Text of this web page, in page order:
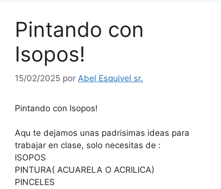
Pintando con
Isopos!
15/02/2025 por Abel Esquivel sr.
Pintando con Isopos!
Aqu te dejamos unas padrisimas ideas para
trabajar en clase, solo necesitas de :
ISOPOS
PINTURA( ACUARELA O ACRILICA)
PINCELES